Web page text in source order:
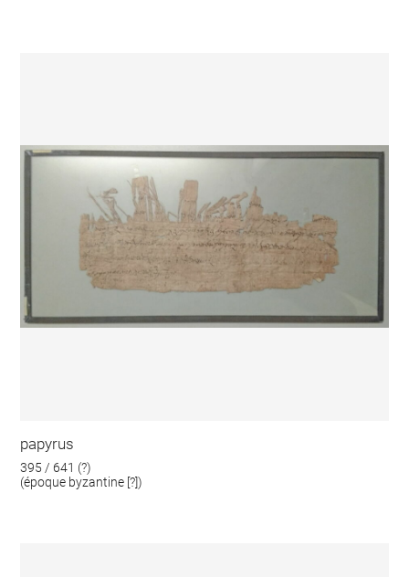
papyrus
395 / 641 (?)
(époque byzantine [?])